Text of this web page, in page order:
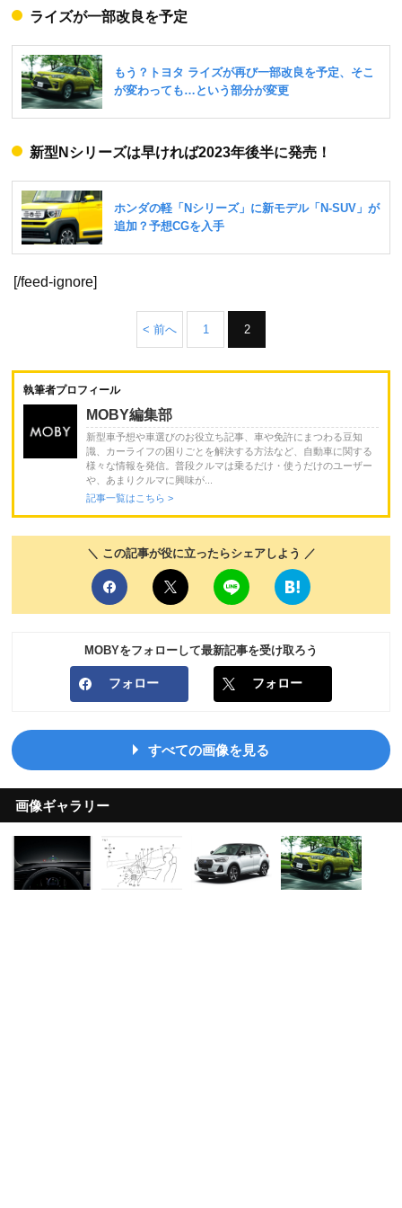
ライズが一部改良を予定
新型Nシリーズは早ければ2023年後半に発売！
[/feed-ignore]
< 前へ 1 2
執筆者プロフィール
MOBY編集部
新型車予想や車選びのお役立ち記事、車や免許にまつわる豆知
識、カーライフの困りごとを解決する方法など、自動車に関する
様々な情報を発信。普段クルマは乗るだけ・使うだけのユーザー
や、あまりクルマに興味が...
記事一覧はこちら >
＼ この記事が役に立ったらシェアしよう ／
MOBYをフォローして最新記事を受け取ろう
フォロー フォロー
すべての画像を見る
画像ギャラリー